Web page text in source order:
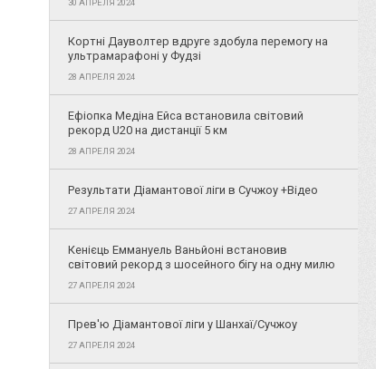
30 АПРЕЛЯ 2024
Кортні Дауволтер вдруге здобула перемогу на
ультрамарафоні у Фудзі
28 АПРЕЛЯ 2024
Ефіопка Медіна Ейса встановила світовий
рекорд U20 на дистанції 5 км
28 АПРЕЛЯ 2024
Результати Діамантової ліги в Сучжоу +Відео
27 АПРЕЛЯ 2024
Кенієць Еммануель Ваньйоні встановив
світовий рекорд з шосейного бігу на одну милю
27 АПРЕЛЯ 2024
Прев'ю Діамантової ліги у Шанхаї/Сучжоу
27 АПРЕЛЯ 2024